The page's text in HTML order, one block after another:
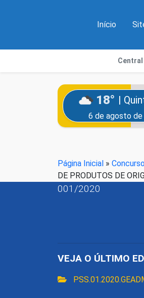
Início
18° |
6 de agosto de
Página Inicial »
DE PRODUTOS DE
001/2020
VEJA O ÚLTIMO